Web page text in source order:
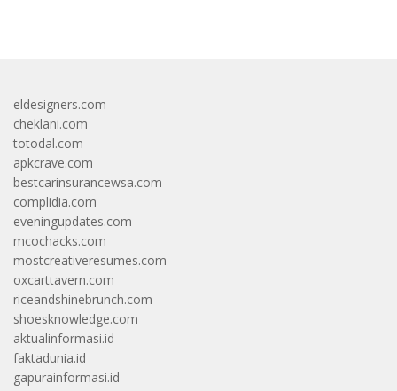
eldesigners.com
cheklani.com
totodal.com
apkcrave.com
bestcarinsurancewsa.com
complidia.com
eveningupdates.com
mcochacks.com
mostcreativeresumes.com
oxcarttavern.com
riceandshinebrunch.com
shoesknowledge.com
aktualinformasi.id
faktadunia.id
gapurainformasi.id